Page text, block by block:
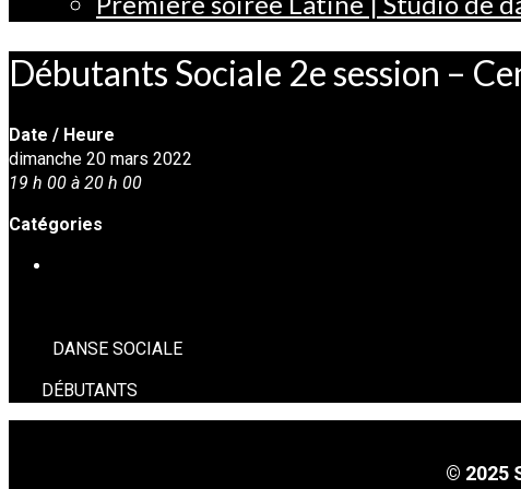
Débutants Sociale 2e session –
Date / Heure
dimanche 20 mars 2022
19 h 00 à 20 h 00
Catégories
DANSE SOCIALE
DÉBUTANTS
© 2025